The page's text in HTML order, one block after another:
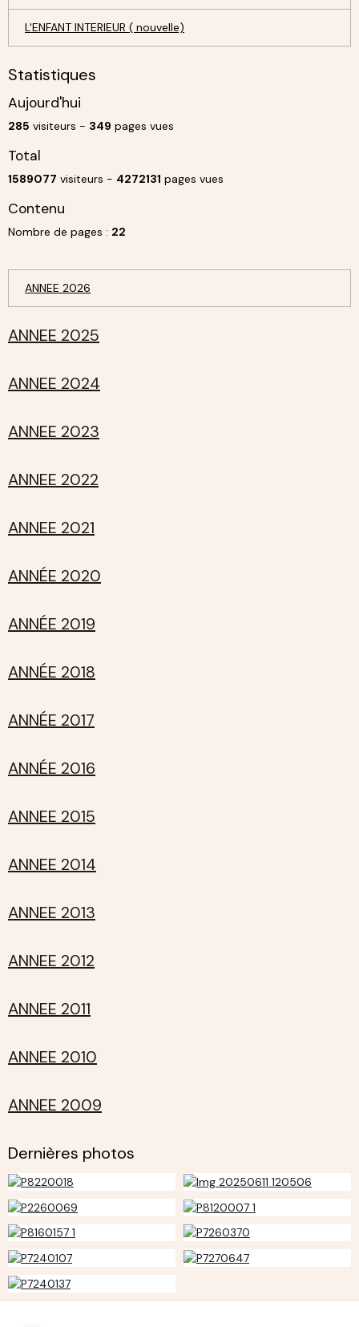
L'ENFANT INTERIEUR ( nouvelle)
Statistiques
Aujourd'hui
285 visiteurs - 349 pages vues
Total
1589077 visiteurs - 4272131 pages vues
Contenu
Nombre de pages : 22
ANNEE 2026
ANNEE 2025
ANNEE 2024
ANNEE 2023
ANNEE 2022
ANNEE 2021
ANNÉE 2020
ANNÉE 2019
ANNÉE 2018
ANNÉE 2017
ANNÉE 2016
ANNEE 2015
ANNEE 2014
ANNEE 2013
ANNEE 2012
ANNEE 2011
ANNEE 2010
ANNEE 2009
Dernières photos